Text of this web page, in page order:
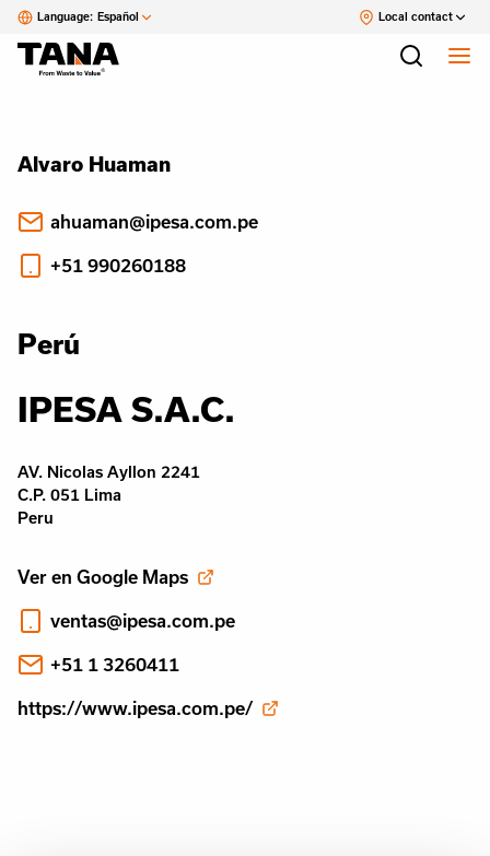
Language: Español Local contact
Alvaro Huaman
ahuaman@ipesa.com.pe
+51 990260188
Perú
IPESA S.A.C.
AV. Nicolas Ayllon 2241
C.P. 051 Lima
Peru
Ver en Google Maps
ventas@ipesa.com.pe
+51 1 3260411
https://www.ipesa.com.pe/